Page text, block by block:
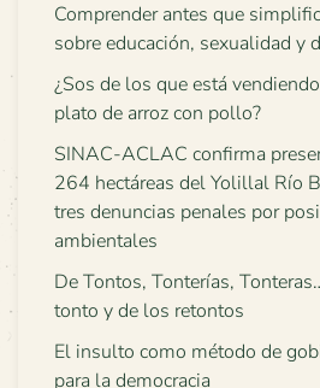
Comprender antes que
sobre educación, sexualidad y
¿Sos de los que está
plato de arroz con pollo?
SINAC-ACLAC confirma
264 hectáreas del Yolillal Río
tres denuncias penales por
ambientales
De Tontos, Tonterías,
tonto y de los retontos
El insulto como método de
para la democracia